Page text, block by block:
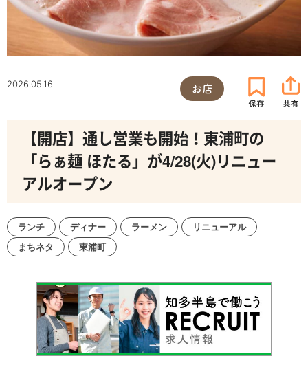
2026.05.16 お店
【開店】通し営業も開始！東浦町の
「らぁ麺 ほたる」が4/28(火)リニュー
アルオープン
ランチ ディナー ラーメン
リニューアル
まちネタ
東浦町